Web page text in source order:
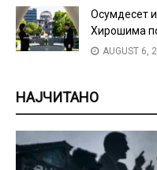
Осумдесет
Хирошима
AUGUST 6,
НАЈЧИТАНО